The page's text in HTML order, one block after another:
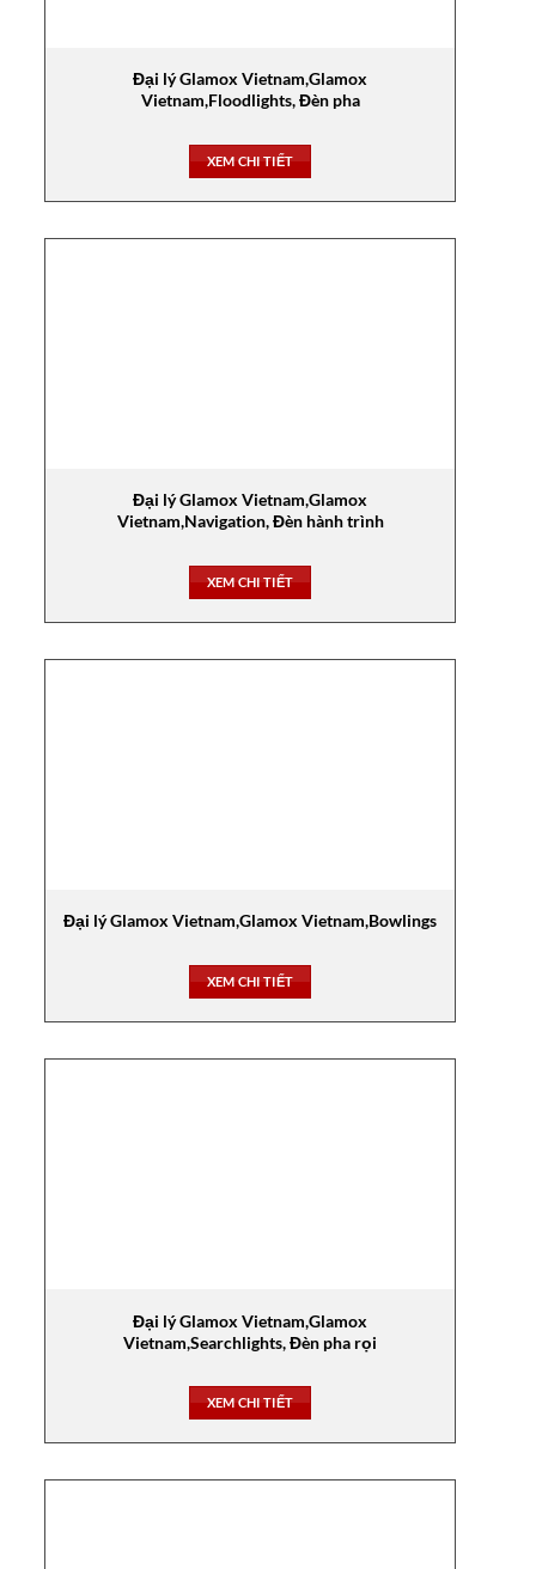
Đại lý Glamox Vietnam,Glamox
Vietnam,Floodlights, Đèn pha
XEM CHI TIẾT
Đại lý Glamox Vietnam,Glamox
Vietnam,Navigation, Đèn hành trình
XEM CHI TIẾT
Đại lý Glamox Vietnam,Glamox Vietnam,Bowlings
XEM CHI TIẾT
Đại lý Glamox Vietnam,Glamox
Vietnam,Searchlights, Đèn pha rọi
XEM CHI TIẾT